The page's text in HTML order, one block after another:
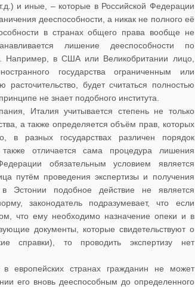
и иные, – которые в Российской Федерации
дееспособности, а никак не полного её
в странах общего права вообще не
лишение дееспособности по
Например, в США или Великобритании лицо,
государства ограниченным или
будет считаться полностью
не знает подобного института.
Италия учитывается степень не только
а также определяется объём прав, которых
разных государствах различен порядок
отличается сама процедура лишения
обязательным условием является
путём проведения экспертизы и получения
Эстонии подобное действие не является
законодатель подразумевает, что если
что ему необходимо назначение опеки и в
документы, которые свидетельствуют о
справки), то проводить экспертизу нет
европейских странах гражданин не может
его вновь дееспособным до определенного